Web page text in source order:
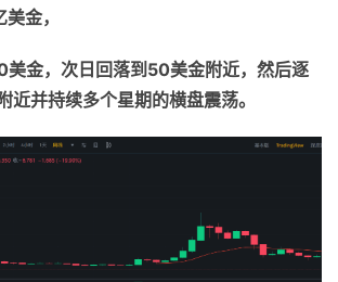
美金，
美金，次日回落到50美金附近，然后逐
近并持续多个星期的横盘震荡。